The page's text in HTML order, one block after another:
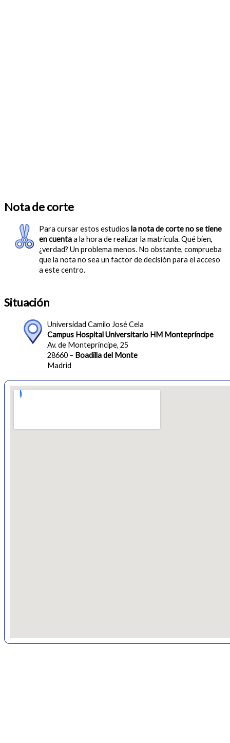
Nota de corte
Para cursar estos estudios la nota de corte no se tiene
en cuentaa la hora de realizar la matrícula. Qué bien,
¿verdad? Un problema menos. No obstante, comprueba
que la nota no sea un factor de decisión para el acceso
a este centro.
Situación
Universidad Camilo José Cela
Campus Hospital Universitario HM Montepríncipe
Av. de Montepríncipe, 25
28660 – Boadilla del Monte
Madrid